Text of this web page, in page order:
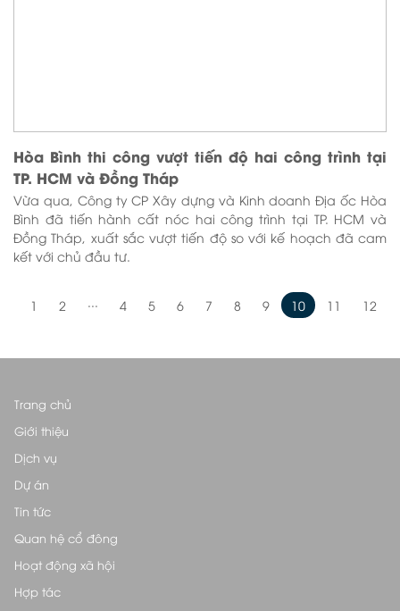
Hòa Bình thi công vượt tiến độ hai công trình tại
TP. HCM và Đồng Tháp
Vừa qua, Công ty CP Xây dựng và Kinh doanh Địa ốc Hòa
Bình đã tiến hành cất nóc hai công trình tại TP. HCM và
Đồng Tháp, xuất sắc vượt tiến độ so với kế hoạch đã cam
kết với chủ đầu tư.
1 2 ... 4 5 6 7 8 9 10 11 12
Trang chủ
Giới thiệu
Dịch vụ
Dự án
Tin tức
Quan hệ cổ đông
Hoạt động xã hội
Hợp tác